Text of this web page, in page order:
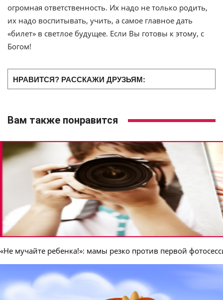
огромная ответственность. Их надо не только родить,
их надо воспитывать, учить, а самое главное дать
«билет» в светлое будущее. Если Вы готовы к этому, с
Богом!
НРАВИТСЯ? РАССКАЖИ ДРУЗЬЯМ:
Вам также понравится
«Не мучайте ребенка!»: мамы резко против первой